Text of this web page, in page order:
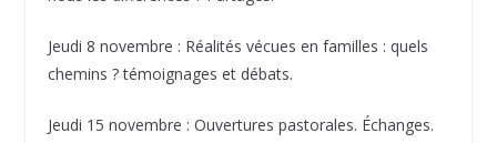
Jeudi 8 novembre : Réalités vécues en familles : quels
chemins ? témoignages et débats.
Jeudi 15 novembre : Ouvertures pastorales. Échanges.